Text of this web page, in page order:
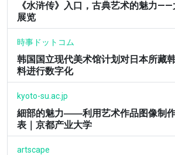
《水浒传》入口，古典艺术的魅力
展览
時事ドットコム
韩国国立现代美术馆计划对日本所藏
料进行数字化
kyoto-su.ac.jp
細部的魅力――利用艺术作品图像制
表｜京都产业大学
artscape